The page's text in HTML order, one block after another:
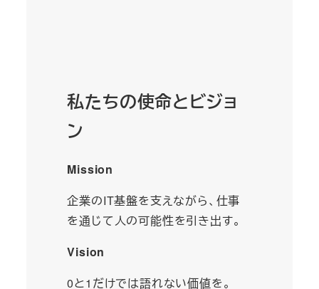
私たちの使命とビジョ
ン
Mission
企業のIT基盤を支えながら、仕事
を通じて人の可能性を引き出す。
Vision
0と1だけでは語れない価値を。